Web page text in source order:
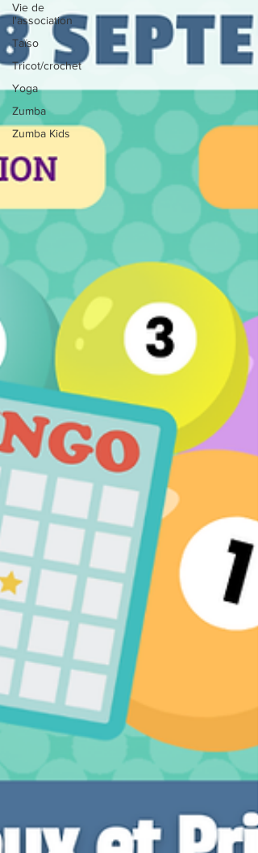
Vie de
l'association
Taïso
Tricot/crochet
Yoga
Zumba
Zumba Kids